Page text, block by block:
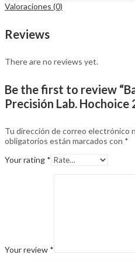
Valoraciones (0)
Reviews
There are no reviews yet.
Be the first to review
Precisión Lab. Hochoice
Tu dirección de correo electrónico
obligatorios están marcados con *
Your rating *
Your review *